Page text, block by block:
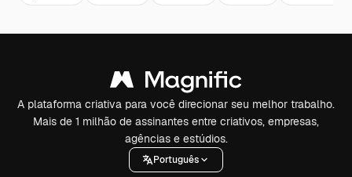
A plataforma criativa para você direcionar seu melhor trabalho.
Mais de 1 milhão de assinantes entre criativos, empresas,
agências e estúdios.
Português